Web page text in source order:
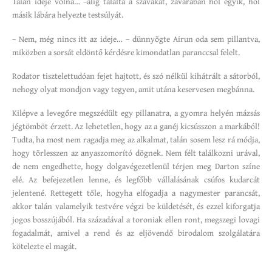
másik lábára helyezte testsúlyát.
– Nem, még nincs itt az ideje… – dünnyögte Airun oda sem pillantva,
miközben a sorsát eldöntő kérdésre kimondatlan paranccsal felelt.
Rodator tisztelettudóan fejet hajtott, és szó nélkül kihátrált a sátorból,
nehogy olyat mondjon vagy tegyen, amit utána keservesen megbánna.
Kilépve a levegőre megszédült egy pillanatra, a gyomra helyén mázsás
jégtömböt érzett. Az lehetetlen, hogy az a ganéj kicsússzon a markából!
Tudta, ha most nem ragadja meg az alkalmat, talán sosem lesz rá módja,
hogy törlesszen az anyaszomorító dögnek. Nem félt találkozni urával,
de nem engedhette, hogy dolgavégezetlenül térjen meg Darton színe
elé. Az befejezetlen lenne, és legfőbb vállalásának csúfos kudarcát
jelentené. Rettegett tőle, hogyha elfogadja a nagymester parancsát,
akkor talán valamelyik testvére végzi be küldetését, és ezzel kiforgatja
jogos bosszújából. Ha századával a toroniak ellen ront, megszegi lovagi
fogadalmát, amivel a rend és az eljövendő birodalom szolgálatára
kötelezte el magát.